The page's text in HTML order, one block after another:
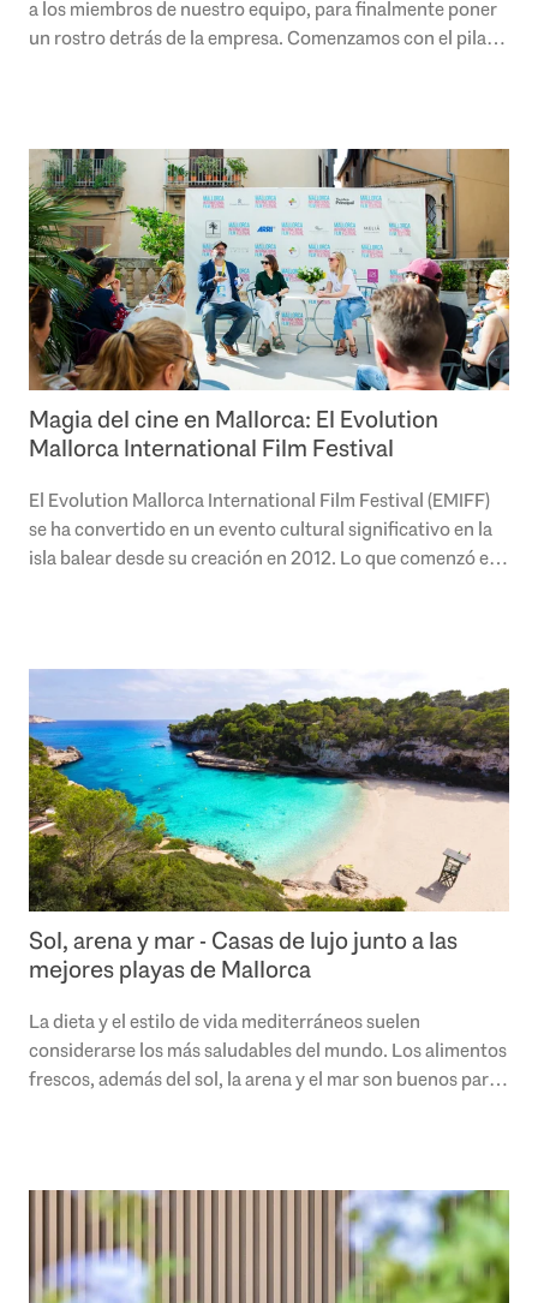
a los miembros de nuestro equipo, para finalmente poner
un rostro detrás de la empresa. Comenzamos con el pilar
Magia del cine en Mallorca: El Evolution
Mallorca International Film Festival
El Evolution Mallorca International Film Festival (EMIFF)
se ha convertido en un evento cultural significativo en la
isla balear desde su creación en 2012. Lo que comenzó en
Sol, arena y mar - Casas de lujo junto a las
mejores playas de Mallorca
La dieta y el estilo de vida mediterráneos suelen
considerarse los más saludables del mundo. Los alimentos
frescos, además del sol, la arena y el mar son buenos para